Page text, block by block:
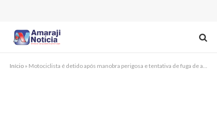
Início » Motociclista é detido após manobra perigosa e tentativa de fuga de abordagem em Amaraji